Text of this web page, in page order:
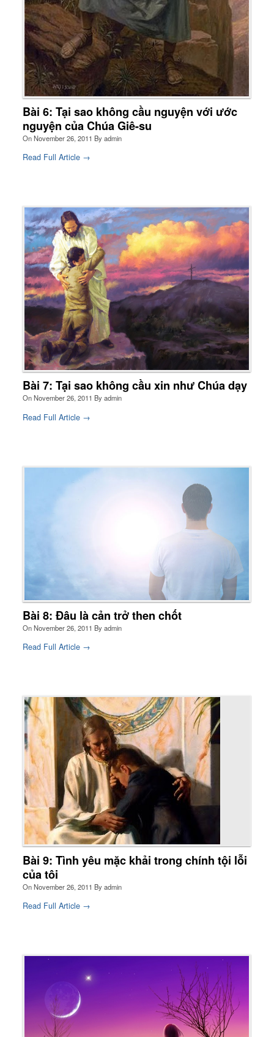
Bài 6: Tại sao không cầu nguyện với ước
nguyện của Chúa Giê-su
OnNovember 26, 2011 Byadmin
Read Full Article →
Bài 7: Tại sao không cầu xin như Chúa dạy
OnNovember 26, 2011 Byadmin
Read Full Article →
Bài 8: Đâu là cản trở then chốt
OnNovember 26, 2011 Byadmin
Read Full Article →
Bài 9: Tình yêu mặc khải trong chính tội lỗi
của tôi
OnNovember 26, 2011 Byadmin
Read Full Article →